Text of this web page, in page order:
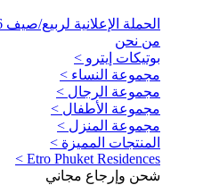
الحملة الإعلانية لربيع/صيف 2026
من نحن
بوتيكات إيترو >
مجموعة النساء >
مجموعة الرجال >
مجموعة الأطفال >
مجموعة المنزل >
المنتجات المميزة >
Etro Phuket Residences >
شحن وإرجاع مجاني